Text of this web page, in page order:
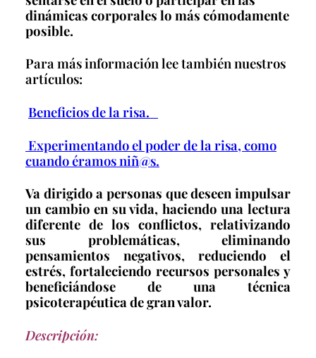
dinámicas corporales lo más cómodamente
posible.
Para más información lee también nuestros
artículos:
Beneficios de la risa.
Experimentando el poder de la risa, como
cuando éramos niñ@s.
Va dirigido a personas que deseen impulsar
un cambio en su vida, haciendo una lectura
diferente de los conflictos, relativizando
sus problemáticas, eliminando
pensamientos negativos, reduciendo el
estrés, fortaleciendo recursos personales y
beneficiándose de una técnica
psicoterapéutica de gran valor.
Descripción: